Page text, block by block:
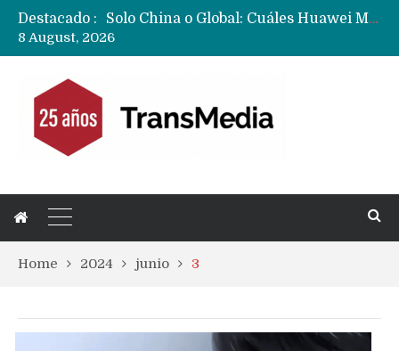
Destacado :
Data Centers de Huawei en Chile, México, Brasil,Perú y Argentina podrían verse afectados por arremetida de EE.UU
8 August, 2026
Home 2024 junio 3